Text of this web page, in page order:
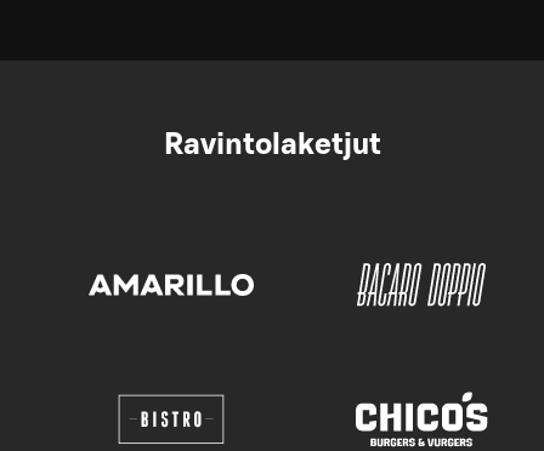
Ravintolaketjut